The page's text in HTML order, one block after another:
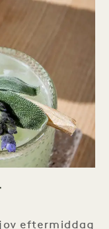
eftermiddag